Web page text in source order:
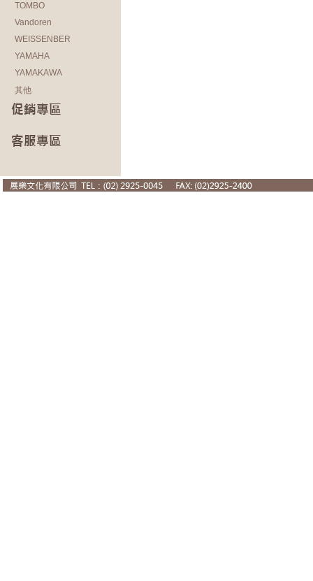
TOMBO
Vandoren
WEISSENBER
YAMAHA
YAMAKAWA
其他